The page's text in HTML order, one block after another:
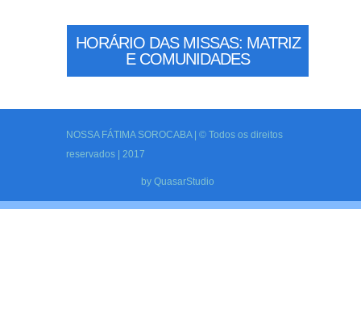
HORÁRIO DAS MISSAS: MATRIZ
E COMUNIDADES
NOSSA FÁTIMA SOROCABA | © Todos os direitos
reservados | 2017
by QuasarStudio